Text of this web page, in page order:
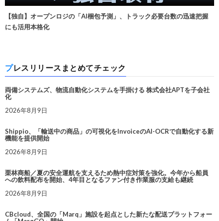
【独自】オープンロジの「AI梱包予測」、トラック必要台数の迅速把握
にも活用本格化
プレスリリースまとめてチェック
両備システムズ、物流自動化システムを手掛ける 株式会社APTを子会社
化
2026年8月9日
Shippio、「輸送中の商品」の可視化をInvoiceのAI-OCRで自動化する新
機能を提供開始
2026年8月9日
栗林商船／夏の安全運航を支えるため熱中症対策を強化。今年から船員
への飲料配布を開始、4年目となるファン付き作業服の支給も継続
2026年8月9日
CBcloud、全国の「Marq」施設を起点とした新たな配送プラットフォー